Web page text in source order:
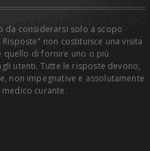
da considerarsi solo a scopo
non costituisce una visita
quello di fornire uno o più
utenti. Tutte le risposte devono,
non impegnative e assolutamente
curante.